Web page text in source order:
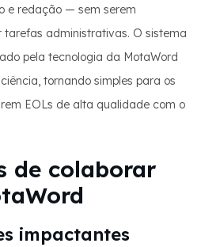
e redação — sem serem
tarefas administrativas. O sistema
pela tecnologia da MotaWord
tornando simples para os
EOLs de alta qualidade com o
de colaborar
impactantes